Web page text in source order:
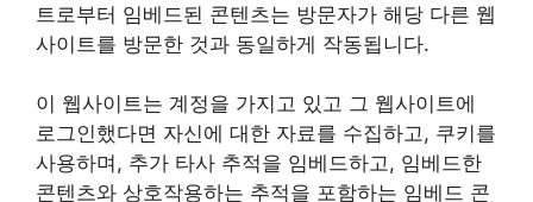
트로부터 임베드된 콘텐츠는 방문자가 해당 다른 웹
사이트를 방문한 것과 동일하게 작동됩니다.
이 웹사이트는 계정을 가지고 있고 그 웹사이트에
로그인했다면 자신에 대한 자료를 수집하고, 쿠키를
사용하며, 추가 타사 추적을 임베드하고, 임베드한
콘텐츠와 상호작용하는 추적을 포함하는 임베드 콘